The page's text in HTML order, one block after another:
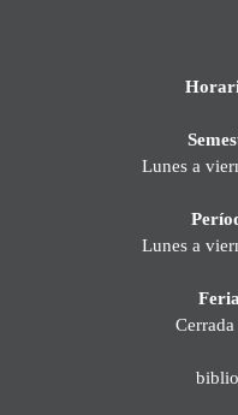
Lunes a
Lunes a